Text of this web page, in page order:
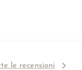
le recensioni